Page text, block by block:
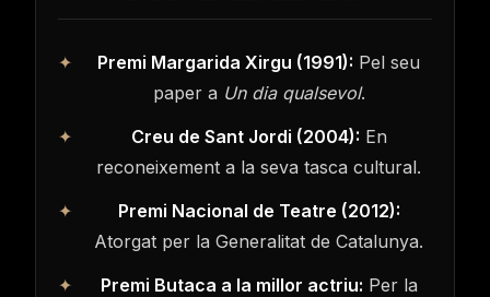
Premi Margarida Xirgu (1991): Pel seu
paper a Un dia qualsevol.
Creu de Sant Jordi (2004): En
reconeixement a la seva tasca cultural.
Premi Nacional de Teatre (2012):
Atorgat per la Generalitat de Catalunya.
Premi Butaca a la millor actriu: Per la